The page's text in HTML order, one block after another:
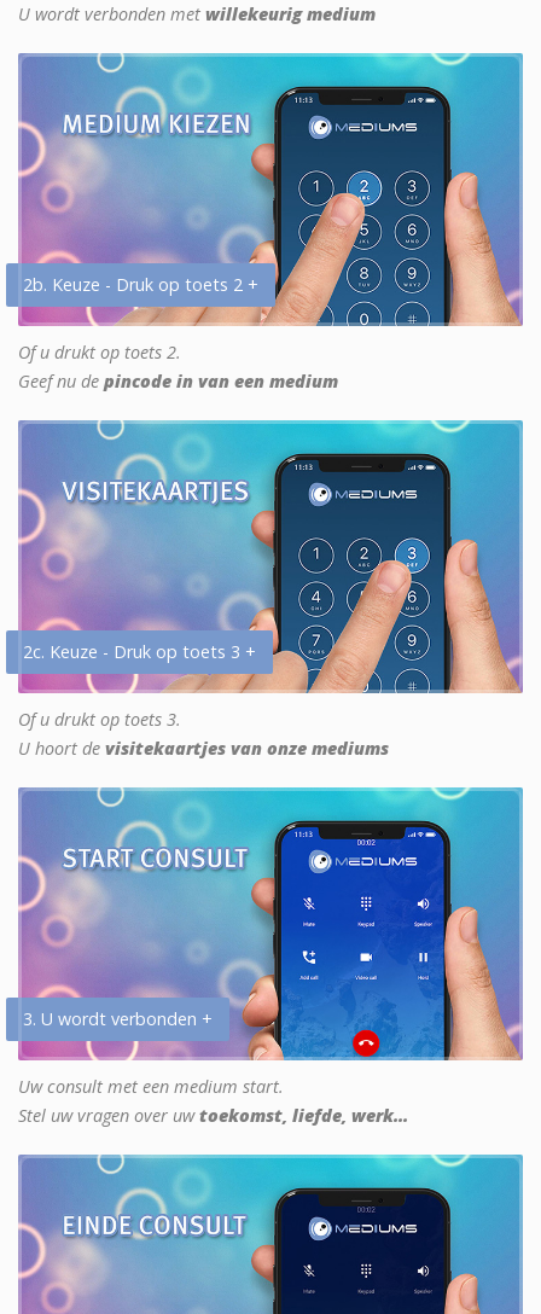
U wordt verbonden met willekeurig medium
2b. Keuze - Druk op toets 2 +
Of u drukt op toets 2.
Geef nu de pincode in van een medium
2c. Keuze - Druk op toets 3 +
Of u drukt op toets 3.
U hoort de visitekaartjes van onze mediums
3. U wordt verbonden +
Uw consult met een medium start.
Stel uw vragen over uwtoekomst, liefde, werk...